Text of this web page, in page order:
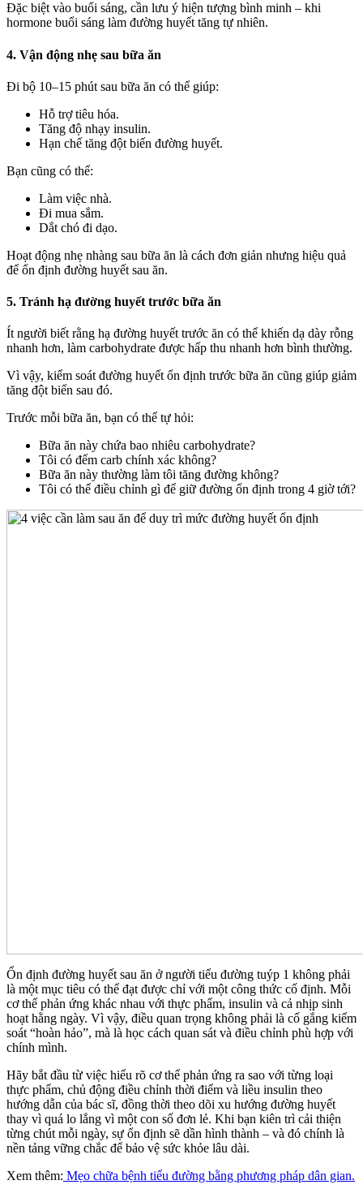
Đặc biệt vào buổi sáng, cần lưu ý hiện tượng bình minh – khi
hormone buổi sáng làm đường huyết tăng tự nhiên.
4. Vận động nhẹ sau bữa ăn
Đi bộ 10–15 phút sau bữa ăn có thể giúp:
Hỗ trợ tiêu hóa.
Tăng độ nhạy insulin.
Hạn chế tăng đột biến đường huyết.
Bạn cũng có thể:
Làm việc nhà.
Đi mua sắm.
Dắt chó đi dạo.
Hoạt động nhẹ nhàng sau bữa ăn là cách đơn giản nhưng hiệu quả
để ổn định đường huyết sau ăn.
5. Tránh hạ đường huyết trước bữa ăn
Ít người biết rằng hạ đường huyết trước ăn có thể khiến dạ dày rỗng
nhanh hơn, làm carbohydrate được hấp thu nhanh hơn bình thường.
Vì vậy, kiểm soát đường huyết ổn định trước bữa ăn cũng giúp giảm
tăng đột biến sau đó.
Trước mỗi bữa ăn, bạn có thể tự hỏi:
Bữa ăn này chứa bao nhiêu carbohydrate?
Tôi có đếm carb chính xác không?
Bữa ăn này thường làm tôi tăng đường không?
Tôi có thể điều chỉnh gì để giữ đường ổn định trong 4 giờ tới?
Ổn định đường huyết sau ăn ở người tiểu đường tuýp 1 không phải
là một mục tiêu có thể đạt được chỉ với một công thức cố định. Mỗi
cơ thể phản ứng khác nhau với thực phẩm, insulin và cả nhịp sinh
hoạt hằng ngày. Vì vậy, điều quan trọng không phải là cố gắng kiểm
soát “hoàn hảo”, mà là học cách quan sát và điều chỉnh phù hợp với
chính mình.
Hãy bắt đầu từ việc hiểu rõ cơ thể phản ứng ra sao với từng loại
thực phẩm, chủ động điều chỉnh thời điểm và liều insulin theo
hướng dẫn của bác sĩ, đồng thời theo dõi xu hướng đường huyết
thay vì quá lo lắng vì một con số đơn lẻ. Khi bạn kiên trì cải thiện
từng chút mỗi ngày, sự ổn định sẽ dần hình thành – và đó chính là
nền tảng vững chắc để bảo vệ sức khỏe lâu dài.
Xem thêm: Mẹo chữa bệnh tiểu đường bằng phương pháp dân gian.